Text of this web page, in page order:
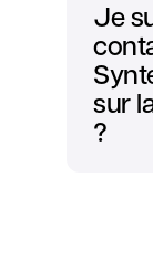
Je
sur
?